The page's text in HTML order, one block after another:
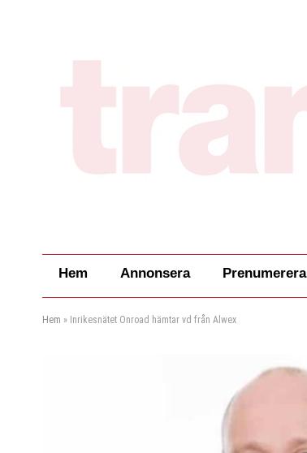
Hem Annonsera Prenumerera
Hem » Inrikesnätet Onroad hämtar vd från Alwex